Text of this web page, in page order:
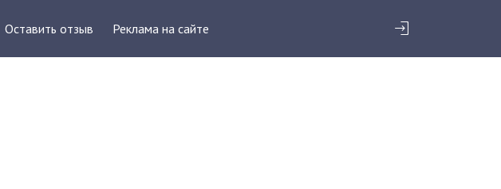
Оставить отзыв Реклама на сайте